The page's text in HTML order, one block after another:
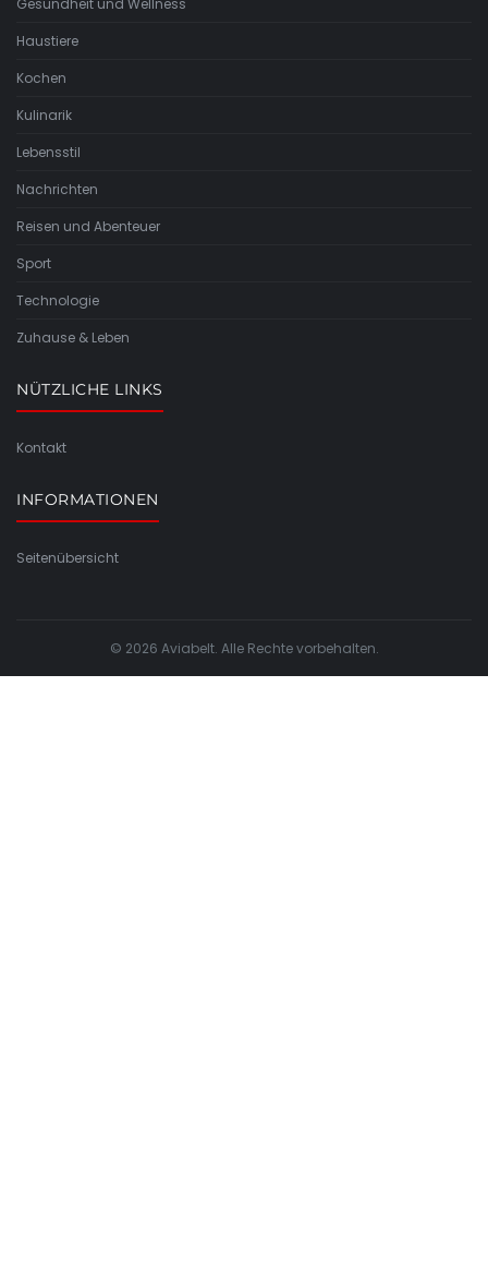
Gesundheit und Wellness
Haustiere
Kochen
Kulinarik
Lebensstil
Nachrichten
Reisen und Abenteuer
Sport
Technologie
Zuhause & Leben
NÜTZLICHE LINKS
Kontakt
INFORMATIONEN
Seitenübersicht
© 2026 Aviabelt. Alle Rechte vorbehalten.